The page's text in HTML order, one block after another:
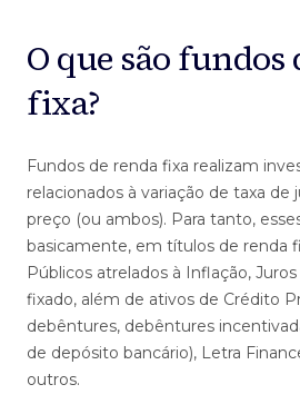
O que são fundos
fixa?
Fundos de renda fixa realizam
relacionados à variação de taxa de
preço (ou ambos). Para tanto,
basicamente, em títulos de renda
Públicos atrelados à Inflação,
fixado, além de ativos de Crédito
debêntures, debêntures
de depósito bancário), Letra
outros.